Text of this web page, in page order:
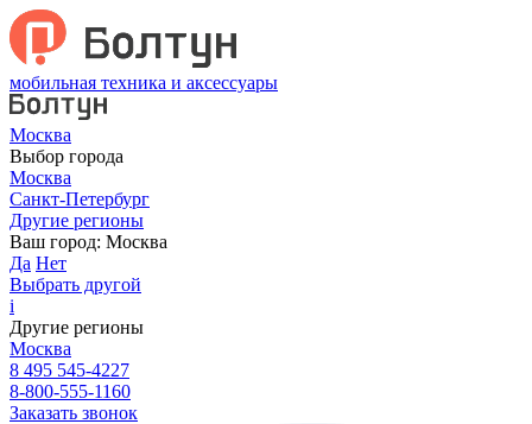
мобильная техника и аксессуары
Москва
Выбор города
Москва
Санкт-Петербург
Другие регионы
Ваш город: Москва
Да Нет
Выбрать другой
i
Другие регионы
Москва
8 495 545-4227
8-800-555-1160
Заказать звонок